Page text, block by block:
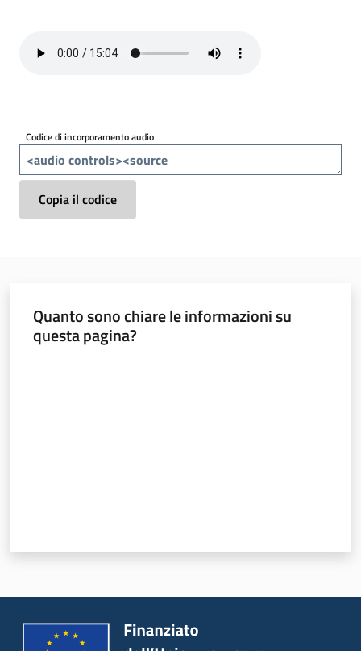
Regione
Regione
Novità
Servizi
Argomenti
Codice di incorporamento audio
Copia il codice
Quanto sono chiare le informazioni su
questa pagina?